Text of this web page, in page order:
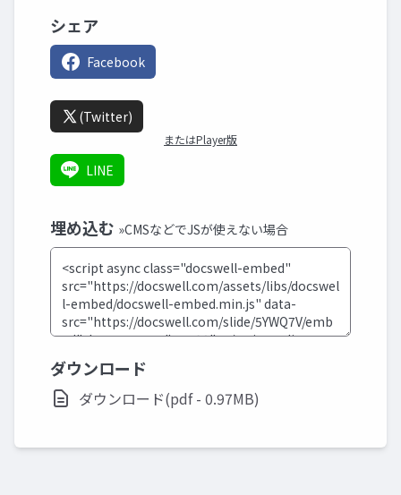
シェア
Facebook
(Twitter)
またはPlayer版
LINE
埋め込む »CMSなどでJSが使えない場合
ダウンロード
ダウンロード(pdf - 0.97MB)